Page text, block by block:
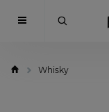
Whisky